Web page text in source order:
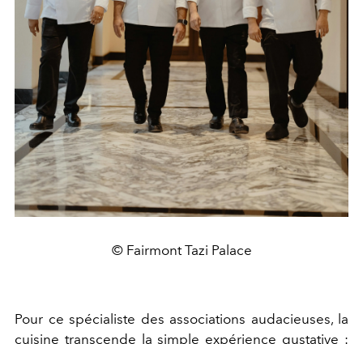
© Fairmont Tazi Palace
Pour ce spécialiste des associations audacieuses, la
cuisine transcende la simple expérience gustative :